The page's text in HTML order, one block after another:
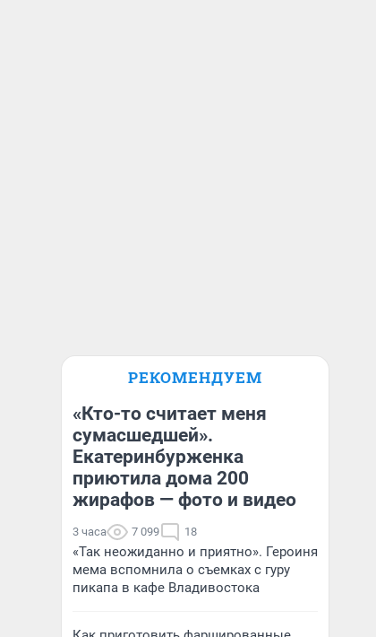
РЕКОМЕНДУЕМ
«Кто-то считает меня
сумасшедшей».
Екатеринбурженка
приютила дома 200
жирафов — фото и видео
3 часа 7 099 18
«Так неожиданно и приятно». Героиня
мема вспомнила о съемках с гуру
пикапа в кафе Владивостока